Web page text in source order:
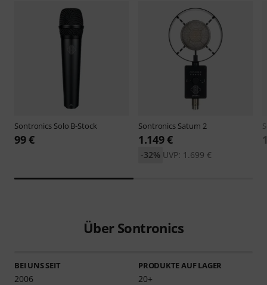
Sontronics Solo B-Stock
99 €
Sontronics Saturn 2
1.149 €
UVP: 1.699 €
-32%
Über Sontronics
BEI UNS SEIT
2006
PRODUKTE AUF LAGER
20+